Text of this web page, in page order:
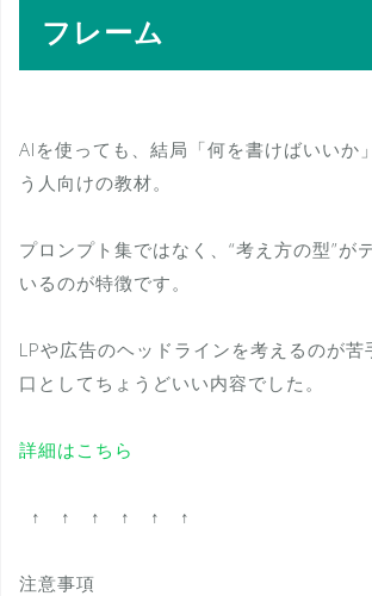
フレーム
AIを使っても、結局「何を書けばいいか
う人向けの教材。
プロンプト集ではなく、“考え方の型”が
いるのが特徴です。
LPや広告のヘッドラインを考えるのが苦
口としてちょうどいい内容でした。
詳細はこちら
↑ ↑ ↑ ↑ ↑ ↑
注意事項